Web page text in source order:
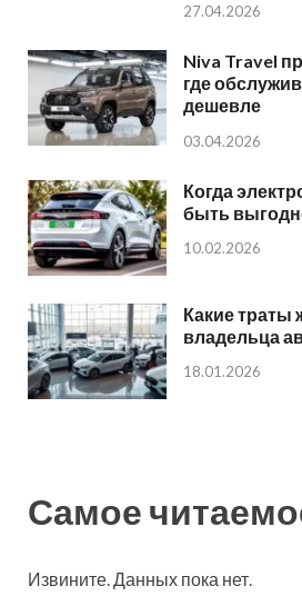
27.04.2026
Niva Travel
где
дешевле
03.04.2026
Когда
быть
10.02.2026
Какие траты
владельца
18.01.2026
Самое
Извините. Данных пока нет.